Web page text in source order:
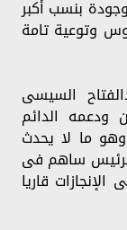
بنسب أكبر
وتوعية تامة
السيسى
ودعمه الدائم
وهو ما لا يحدث
ساهم فى
قاريا